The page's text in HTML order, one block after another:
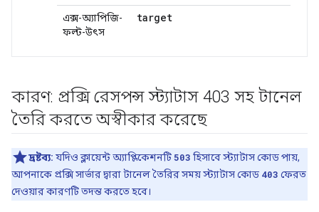
এক্স-অ্যাপিজি-
ফল্ট-উৎস
target
কারণ: প্রক্সি রেসপন্স স্ট্যাটাস 403 সহ টানেল
তৈরি করতে অস্বীকার করেছে
দ্রষ্টব্য: যদিও ক্লায়েন্ট অ্যাপ্লিকেশনটি503 হিসাবে স্ট্যাটাস কোড পায়,
আপনাকে প্রক্সি সার্ভার দ্বারা টানেল তৈরির সময় স্ট্যাটাস কোড 403 ফেরত
দেওয়ার কারণটি তদন্ত করতে হবে।